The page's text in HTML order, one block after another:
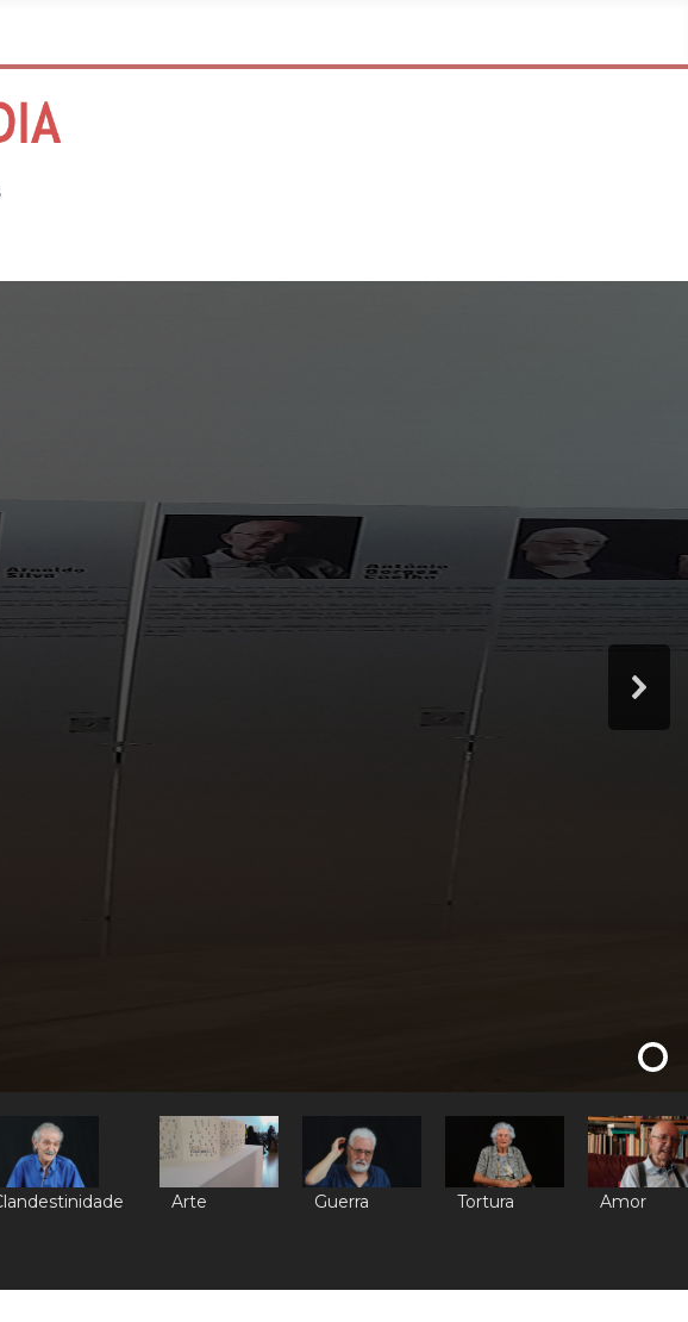
a partir de 42 entrevistas. Pessoas que desafiaram uma
violenta das liberdades, da prisão e da tortura.
significativas. Episódios de vida que revelam a dimensão humana
Arte Guerra Tortura Amor